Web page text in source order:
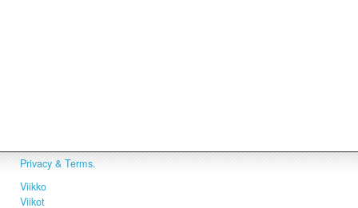
Privacy & Terms.
Viikko
Viikot